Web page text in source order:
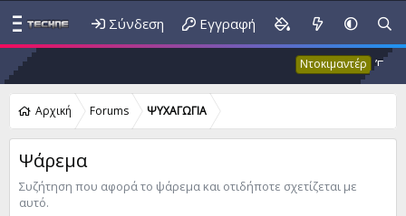
Σύνδεση Εγγραφή
Ντοκιμαντέρ
Αρχική Forums ΨΥΧΑΓΩΓΙΑ
Ψάρεμα
Συζήτηση που αφορά το ψάρεμα και οτιδήποτε σχετίζεται με
αυτό.